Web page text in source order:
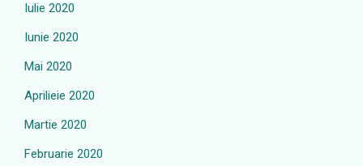
Iulie 2020
Iunie 2020
Mai 2020
Aprilieie 2020
Martie 2020
Februarie 2020